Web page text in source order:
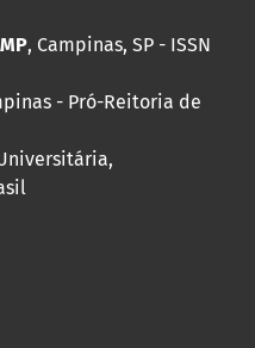
, Campinas, SP - ISSN
- Pró-Reitoria de